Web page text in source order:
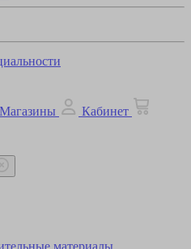
Магазины
Кабинет
материалы